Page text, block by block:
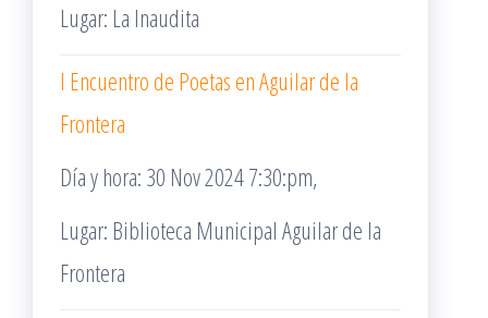
Lugar: La Inaudita
I Encuentro de Poetas en Aguilar de la
Frontera
Día y hora: 30 Nov 2024 7:30:pm,
Lugar: Biblioteca Municipal Aguilar de la
Frontera